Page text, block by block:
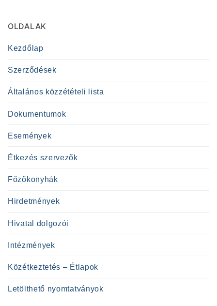
OLDALAK
Kezdőlap
Szerződések
Általános közzétételi lista
Dokumentumok
Események
Étkezés szervezők
Főzőkonyhák
Hirdetmények
Hivatal dolgozói
Intézmények
Közétkeztetés – Étlapok
Letölthető nyomtatványok